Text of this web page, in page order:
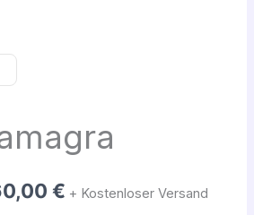
€ + Kostenloser Versand